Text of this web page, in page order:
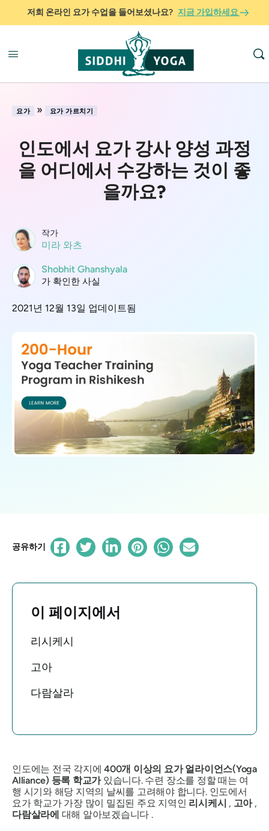
저희 온라인 요가 수업을 들어보셨나요? 지금 가입하세요
요가 » 요가 가르치기
인도에서 요가 강사 양성 과정
을 어디에서 수강하는 것이 좋
을까요?
작가
미라 와츠
Shobhit Ghanshyala
가 확인한 사실
2021년 12월 13일 업데이트됨
공유하기
이 페이지에서
리시케시
고아
다람살라
인도에는 전국 각지에400개 이상의 요가 얼라이언스(Yoga
Alliance) 등록 학교가있습니다. 수련 장소를 정할 때는 여
행 시기와 해당 지역의 날씨를 고려해야 합니다. 인도에서
요가 학교가 가장 많이 밀집된 주요 지역인 리시케시 , 고아,
다람살라에 대해 알아보겠습니다 .